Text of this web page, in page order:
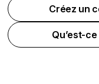
Créez un
Qu’est-